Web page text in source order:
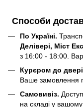
Способи
По Україні.
Делівері, Міст
з 16:00 - 18:00.
Курєром до
Ваше замовлення
Самовивіз.
на складі у вашому